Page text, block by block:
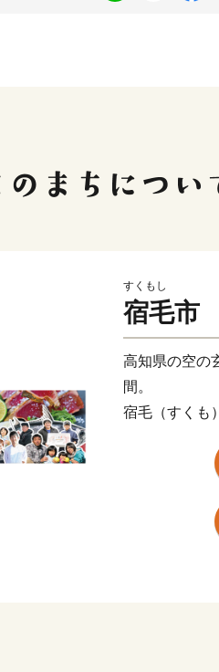
すくもし
宿毛市
高知県の空の
間。
宿毛（すくも
四国の西南
【幡多６市